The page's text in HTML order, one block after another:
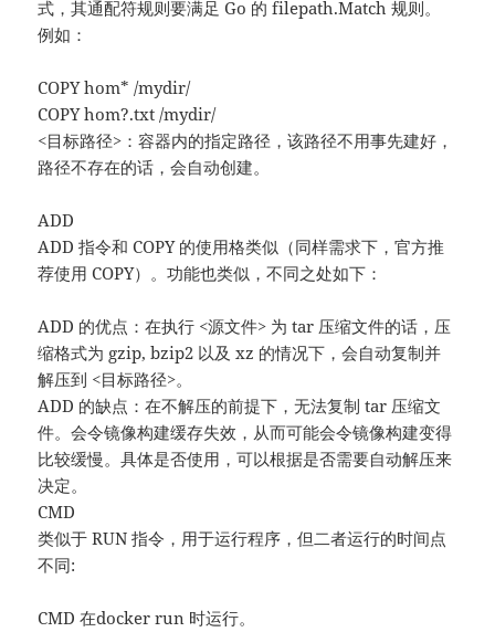
式，其通配符规则要满足 Go 的 filepath.Match 规则。
例如：
COPY hom* /mydir/
COPY hom?.txt /mydir/
<目标路径>：容器内的指定路径，该路径不用事先建好，
路径不存在的话，会自动创建。
ADD
ADD 指令和 COPY 的使用格类似（同样需求下，官方推
荐使用 COPY）。功能也类似，不同之处如下：
ADD 的优点：在执行 <源文件> 为 tar 压缩文件的话，压
缩格式为 gzip, bzip2 以及 xz 的情况下，会自动复制并
解压到 <目标路径>。
ADD 的缺点：在不解压的前提下，无法复制 tar 压缩文
件。会令镜像构建缓存失效，从而可能会令镜像构建变得
比较缓慢。具体是否使用，可以根据是否需要自动解压来
决定。
CMD
类似于 RUN 指令，用于运行程序，但二者运行的时间点
不同:
CMD 在docker run 时运行。